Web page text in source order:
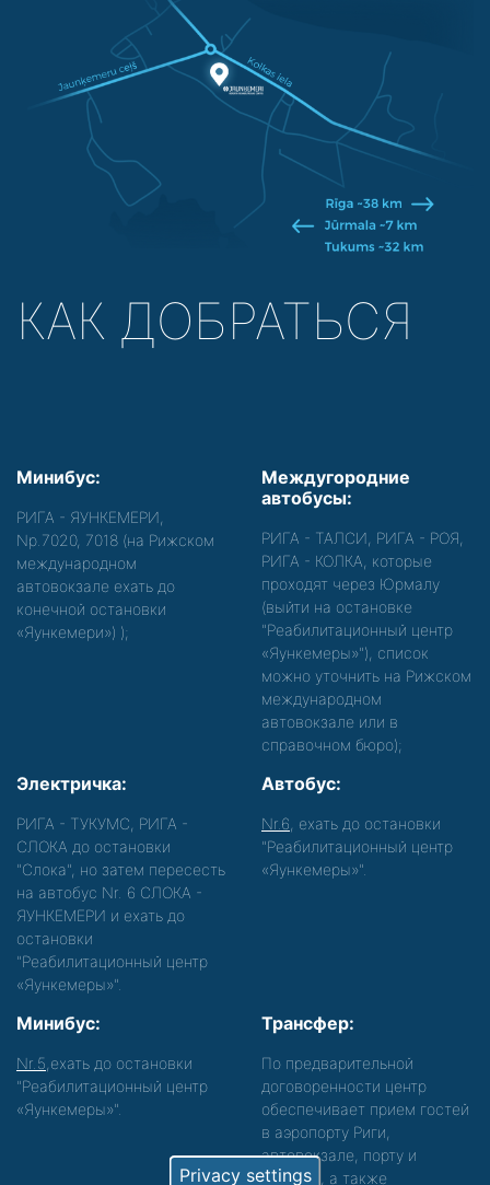
КАК ДОБРАТЬСЯ
Минибус:
РИГА - ЯУНКЕМЕРИ,
Nр.7020, 7018 (на Рижском
международном
автовокзале ехать до
конечной остановки
«Яункемери») );
Междугородние
автобусы:
РИГА - ТАЛСИ, РИГА - РОЯ,
РИГА - КОЛКА, которые
проходят через Юрмалу
(выйти на остановке
"Реабилитационный центр
«Яункемеры»"), список
можно уточнить на Рижском
международном
автовокзале или в
справочном бюро);
Электричка:
РИГА - ТУКУМС, РИГА -
СЛОКА до остановки
"Слока", но затем пересесть
на автобус Nr. 6 СЛОКА -
ЯУНКЕМЕРИ и ехать до
остановки
"Реабилитационный центр
«Яункемеры»".
Автобус:
Nr.6 , ехать до остановки
"Реабилитационный центр
«Яункемеры»".
Минибус:
Nr.5 ,ехать до остановки
"Реабилитационный центр
«Яункемеры»".
Трансфер:
По предварительной
договоренности центр
обеспечивает прием гостей
в аэропорту Риги,
автовокзале, порту и
вокзале, а также
Privacy settings